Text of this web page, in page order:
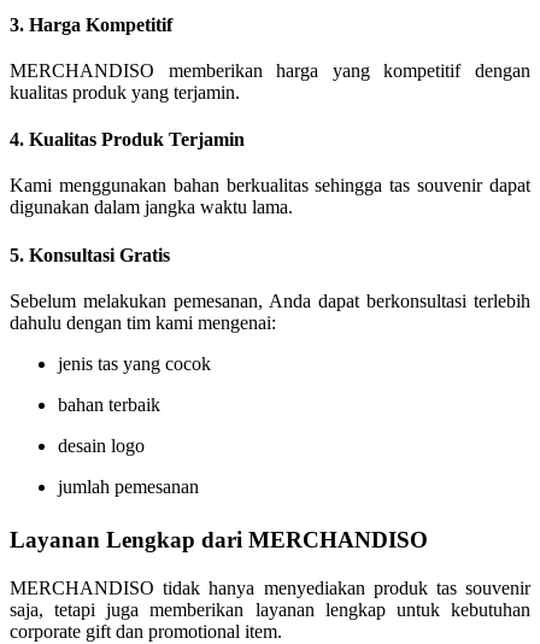
3. Harga Kompetitif
MERCHANDISO memberikan harga yang kompetitif dengan
kualitas produk yang terjamin.
4. Kualitas Produk Terjamin
Kami menggunakan bahan berkualitas sehingga tas souvenir dapat
digunakan dalam jangka waktu lama.
5. Konsultasi Gratis
Sebelum melakukan pemesanan, Anda dapat berkonsultasi terlebih
dahulu dengan tim kami mengenai:
jenis tas yang cocok
bahan terbaik
desain logo
jumlah pemesanan
Layanan Lengkap dari MERCHANDISO
MERCHANDISO tidak hanya menyediakan produk tas souvenir
saja, tetapi juga memberikan layanan lengkap untuk kebutuhan
corporate gift dan promotional item.